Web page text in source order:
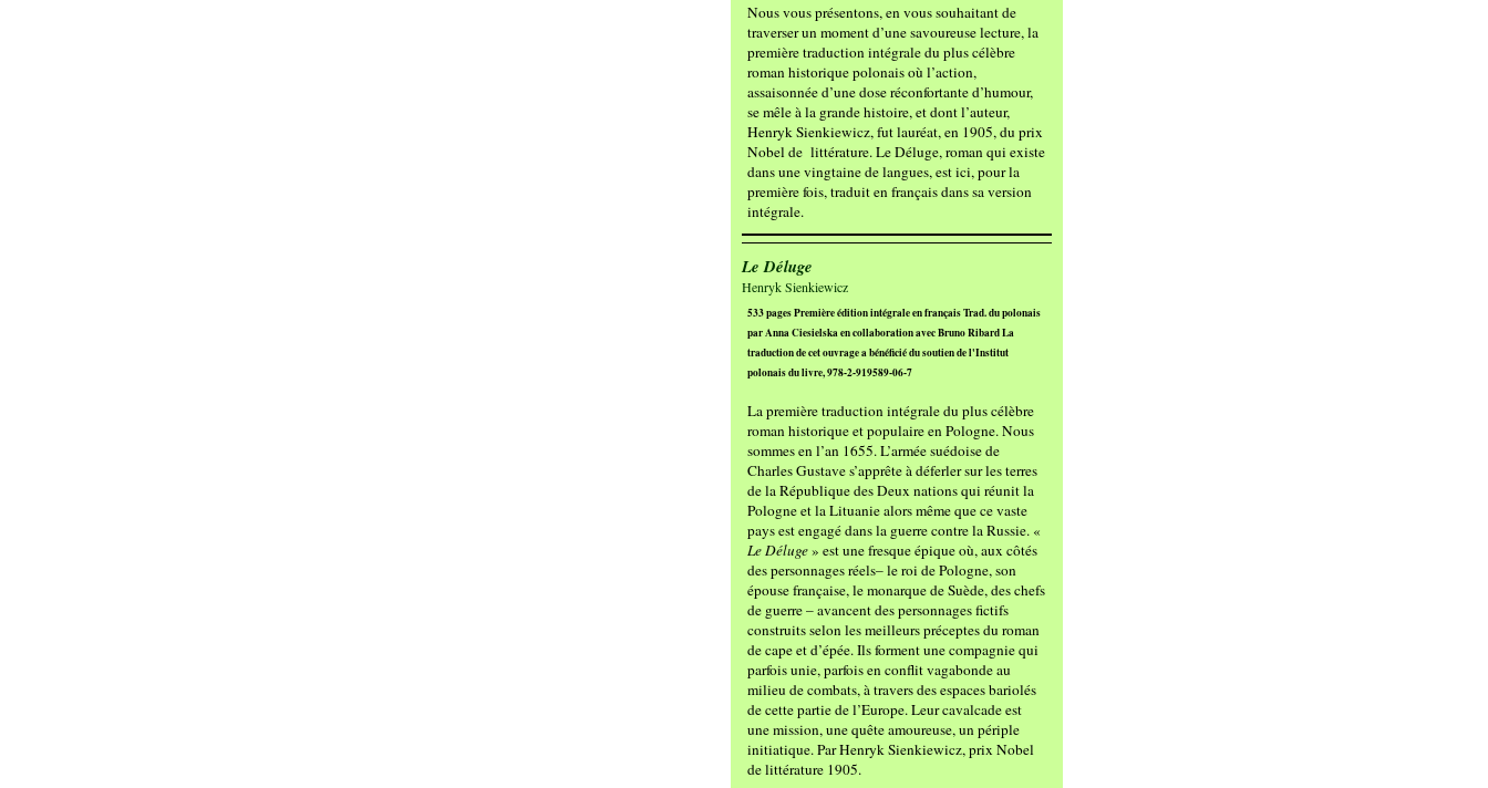
Nous vous présentons, en vous souhaitant de
traverser un moment d’une savoureuse lecture, la
première traduction intégrale du plus célèbre
roman historique polonais où l’action,
assaisonnée d’une dose réconfortante d’humour,
se mêle à la grande histoire, et dont l’auteur,
Henryk Sienkiewicz, fut lauréat, en 1905, du prix
Nobel de littérature. Le Déluge, roman qui existe
dans une vingtaine de langues, est ici, pour la
première fois, traduit en français dans sa version
intégrale.
Le Déluge
Henryk Sienkiewicz
533 pages Première édition intégrale en français Trad. du polonais
par Anna Ciesielska en collaboration avec Bruno Ribard La
traduction de cet ouvrage a bénéficié du soutien de l'Institut
polonais du livre, 978-2-919589-06-7
La première traduction intégrale du plus célèbre
roman historique et populaire en Pologne. Nous
sommes en l’an 1655. L’armée suédoise de
Charles Gustave s’apprête à déferler sur les terres
de la République des Deux nations qui réunit la
Pologne et la Lituanie alors même que ce vaste
pays est engagé dans la guerre contre la Russie. «
Le Déluge» est une fresque épique où, aux côtés
des personnages réels– le roi de Pologne, son
épouse française, le monarque de Suède, des chefs
de guerre – avancent des personnages fictifs
construits selon les meilleurs préceptes du roman
de cape et d’épée. Ils forment une compagnie qui
parfois unie, parfois en conflit vagabonde au
milieu de combats, à travers des espaces bariolés
de cette partie de l’Europe. Leur cavalcade est
une mission, une quête amoureuse, un périple
initiatique. Par Henryk Sienkiewicz, prix Nobel
de littérature 1905.